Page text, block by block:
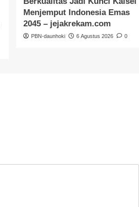
Menjemput Indonesia Emas
2045 – jejakrekam.com
PBN-daunhoki 6 Agustus 2026 0